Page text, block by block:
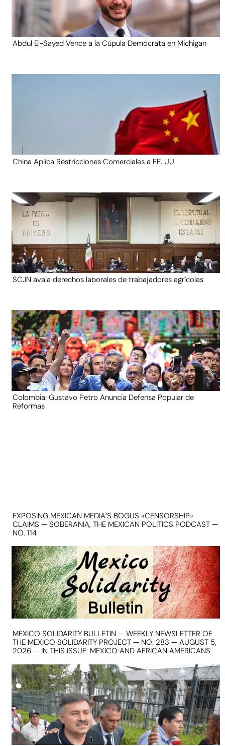
Abdul El-Sayed Vence a la Cúpula Demócrata en Michigan
China Aplica Restricciones Comerciales a EE. UU.
SCJN avala derechos laborales de trabajadores agrícolas
Colombia: Gustavo Petro Anuncia Defensa Popular de
Reformas
EXPOSING MEXICAN MEDIA’S BOGUS «CENSORSHIP»
CLAIMS — SOBERANIA, THE MEXICAN POLITICS PODCAST —
NO. 114
MEXICO SOLIDARITY BULLETIN — WEEKLY NEWSLETTER OF
THE MEXICO SOLIDARITY PROJECT — NO. 283 — AUGUST 5,
2026 — IN THIS ISSUE: MEXICO AND AFRICAN AMERICANS